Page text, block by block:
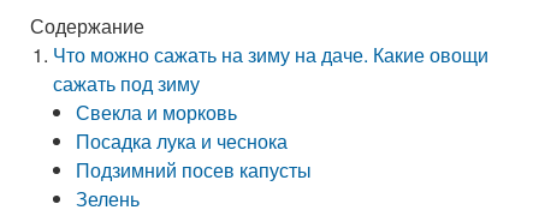
Содержание
Что можно сажать на зиму на даче. Какие овощи
сажать под зиму
Свекла и морковь
Посадка лука и чеснока
Подзимний посев капусты
Зелень